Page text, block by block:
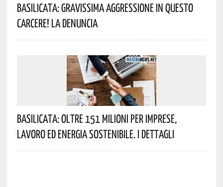
Basilicata: Gravissima Aggressione In Questo
Carcere! La Denuncia
Basilicata: Oltre 151 Milioni Per Imprese,
Lavoro Ed Energia Sostenibile. I Dettagli